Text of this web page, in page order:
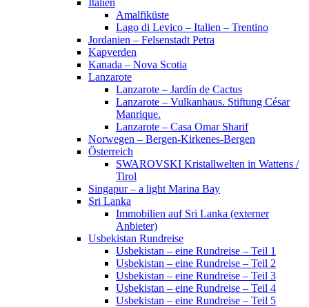
Italien
Amalfiküste
Lago di Levico – Italien – Trentino
Jordanien – Felsenstadt Petra
Kapverden
Kanada – Nova Scotia
Lanzarote
Lanzarote – Jardín de Cactus
Lanzarote – Vulkanhaus. Stiftung César
Manrique.
Lanzarote – Casa Omar Sharif
Norwegen – Bergen-Kirkenes-Bergen
Österreich
SWAROVSKI Kristallwelten in Wattens /
Tirol
Singapur – a light Marina Bay
Sri Lanka
Immobilien auf Sri Lanka (externer
Anbieter)
Usbekistan Rundreise
Usbekistan – eine Rundreise – Teil 1
Usbekistan – eine Rundreise – Teil 2
Usbekistan – eine Rundreise – Teil 3
Usbekistan – eine Rundreise – Teil 4
Usbekistan – eine Rundreise – Teil 5